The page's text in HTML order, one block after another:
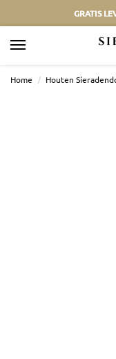
GRATIS
Home / Houten